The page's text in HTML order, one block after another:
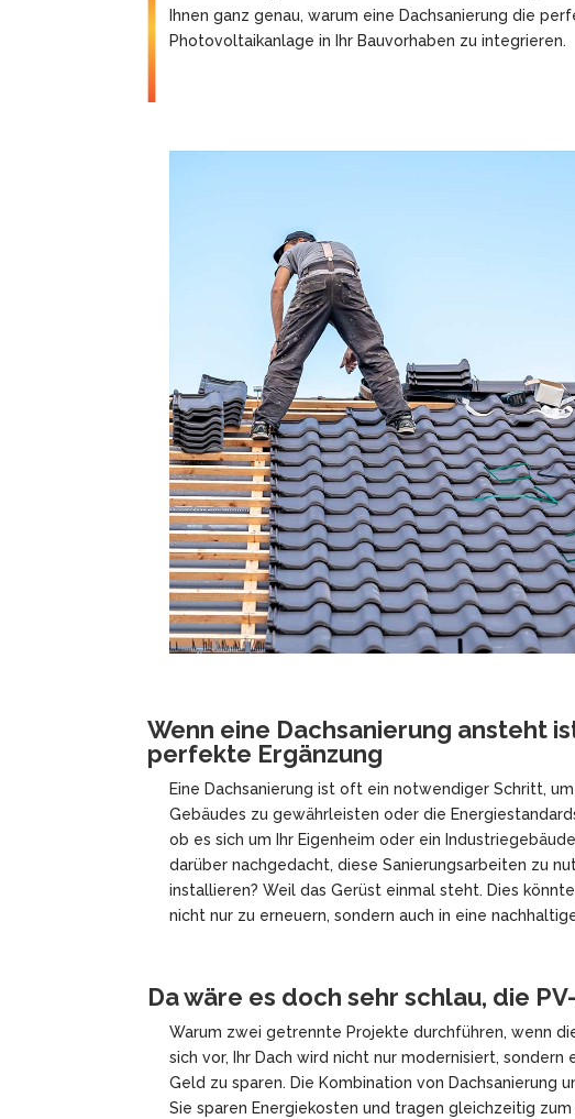
Ihnen ganz genau, warum eine Dachsanierung die
Photovoltaikanlage in Ihr Bauvorhaben zu integrieren.
Wenn eine Dachsanierung ansteht
perfekte Ergänzung
Eine Dachsanierung ist oft ein notwendiger Schritt,
Gebäudes zu gewährleisten oder die
ob es sich um Ihr Eigenheim oder ein
darüber nachgedacht, diese Sanierungsarbeiten zu
installieren? Weil das Gerüst einmal steht. Dies
nicht nur zu erneuern, sondern auch in eine
Da wäre es doch sehr schlau, die
Warum zwei getrennte Projekte durchführen, wenn
sich vor, Ihr Dach wird nicht nur modernisiert,
Geld zu sparen. Die Kombination von
Sie sparen Energiekosten und tragen gleichzeitig